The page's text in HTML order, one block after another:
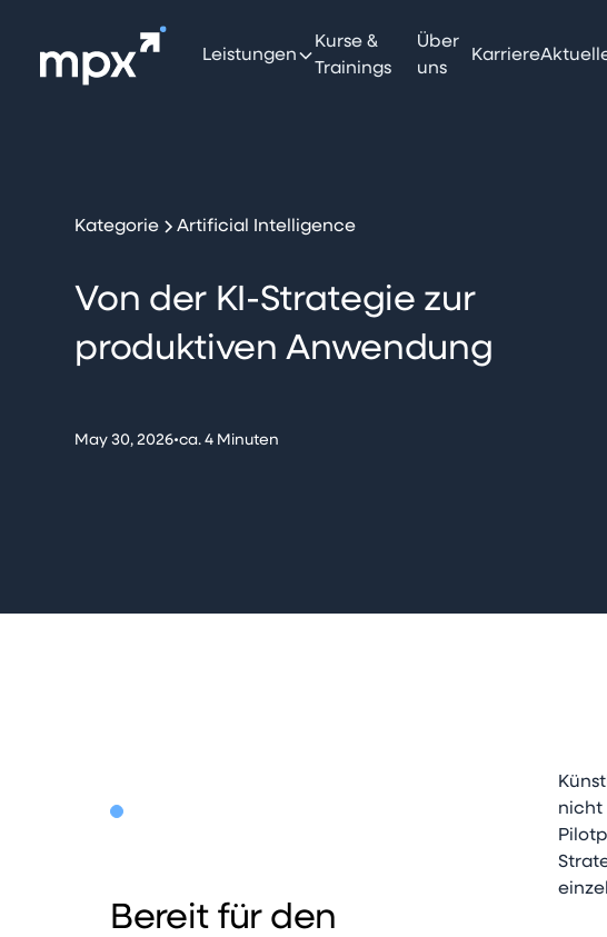
Leistungen
Kurse &
Trainings
Über
uns
Karriere
Kategorie Artificial Intelligence
Von der KI-Strategie zur
produktiven Anwendung
May 30, 2026•ca. 4 Minuten
Bereit für den
nicht